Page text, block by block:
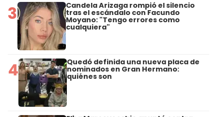
3 Candela Arizaga rompió el silencio
tras el escándalo con Facundo
Moyano: "Tengo errores como
cualquiera"
4 Quedó definida una nueva placa de
nominados en Gran Hermano:
quiénes son